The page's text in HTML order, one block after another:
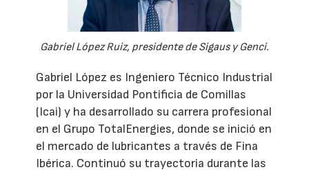
Gabriel López Ruiz, presidente de Sigaus y Genci.
Gabriel López es Ingeniero Técnico Industrial
por la Universidad Pontificia de Comillas
(Icai) y ha desarrollado su carrera profesional
en el Grupo TotalEnergies, donde se inició en
el mercado de lubricantes a través de Fina
Ibérica. Continuó su trayectoria durante las